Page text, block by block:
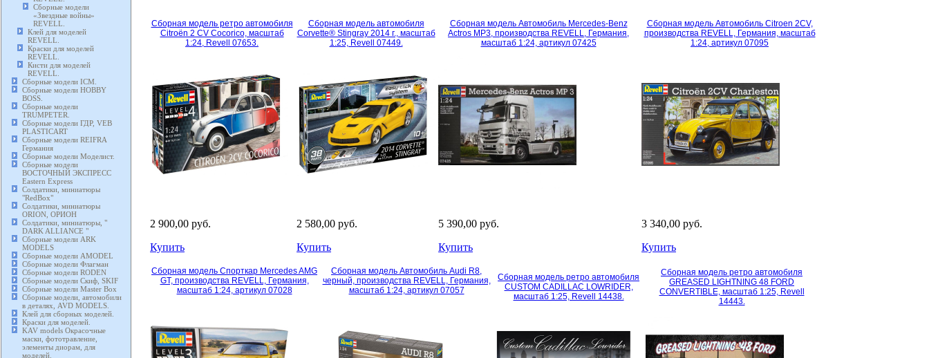
Сборные модели
«Звездные войны»
REVELL.
Клей для моделей
REVELL.
Краски для моделей
REVELL.
Кисти для моделей
REVELL.
Сборные модели ICM.
Сборные модели HOBBY
BOSS.
Сборные модели
TRUMPETER.
Сборные модели ГДР, VEB
PLASTICART
Сборные модели REIFRA
Германия
Сборные модели Моделист.
Сборные модели
ВОСТОЧНЫЙ ЭКСПРЕСС
Eastern Express
Солдатики, миниатюры
"RedBox"
Солдатики, миниатюры
ORION, ОРИОН
Солдатики, миниатюры, "
DARK ALLIANCE "
Сборные модели ARK
MODELS
Сборные модели AMODEL
Сборные модели Флагман
Сборные модели RODEN
Сборные модели Скиф, SKIF
Сборные модели Master Box
Сборные модели, автомобили
в деталях, AVD MODELS.
Клей для сборных моделей.
Краски для моделей.
KAV models Окрасочные
маски, фототравление,
элементы диорам, для
моделей.
Сборная модель ретро автомобиля
Citroën 2 CV Cocorico, масштаб
1:24, Revell 07653.
2 900,00 руб.
Купить
Сборная модель автомобиля
Corvette® Stingray 2014 г., масштаб
1:25, Revell 07449.
2 580,00 руб.
Купить
Сборная модель Автомобиль Mercedes-Benz
Actros MP3, производства REVELL, Германия,
масштаб 1:24, артикул 07425
5 390,00 руб.
Купить
Сборная модель Автомобиль Citroen 2CV,
производства REVELL, Германия, масштаб
1:24, артикул 07095
3 340,00 руб.
Купить
Сборная модель Спорткар Mercedes AMG
GT, производства REVELL, Германия,
масштаб 1:24, артикул 07028
Сборная модель Автомобиль Audi R8,
черный, производства REVELL, Германия,
масштаб 1:24, артикул 07057
Сборная модель ретро автомобиля
CUSTOM CADILLAC LOWRIDER,
масштаб 1:25, Revell 14438.
Сборная модель ретро автомобиля
GREASED LIGHTNING 48 FORD
CONVERTIBLE, масштаб 1:25, Revell
14443.